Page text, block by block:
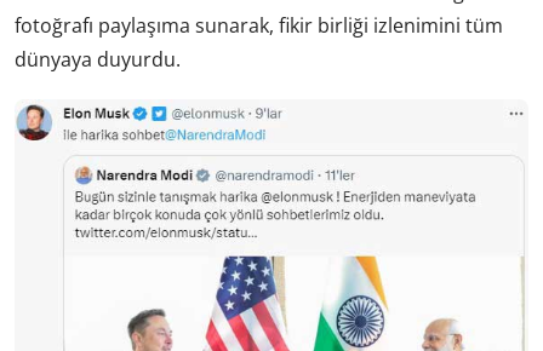
fotoğrafı paylaşıma sunarak, fikir birliği izlenimini tüm
dünyaya duyurdu.